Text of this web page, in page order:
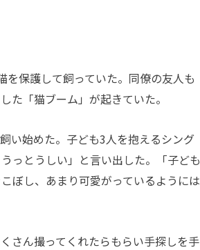
保護して飼っていた。同僚の友人も
た「猫ブーム」が起きていた。
い始めた。子ども3人を抱えるシング
っとうしい」と言い出した。「子ども
ぼし、あまり可愛がっているようには
さん撮ってくれたらもらい手探しを手